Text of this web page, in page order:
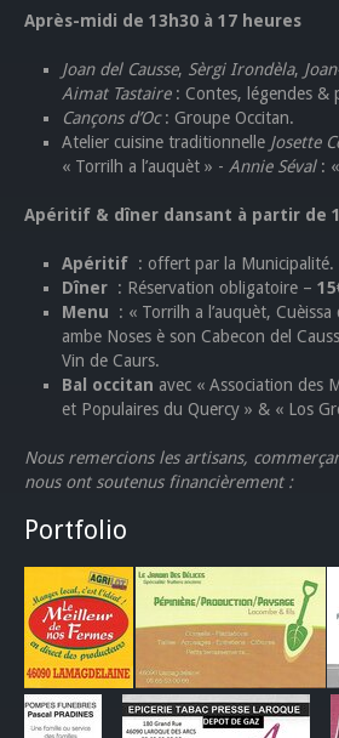
Après-midi de 13h30 à 17 heures
Joan del Causse, Sèrgi Irondèla,
Aimat Tastaire: Contes, légendes &
Cançons d’Oc: Groupe Occitan.
Atelier cuisine traditionnelle Josette
« Torrilh a l’auquèt » - Annie Séval: «
Apéritif & dîner dansant à partir de
Apéritif : offert par la Municipalité.
Dîner : Réservation obligatoire –
Menu
: « Torrilh a l’auquèt,
ambe Noses è son Cabecon del
Vin de Caurs.
Bal occitan avec « Association des
et Populaires du Quercy » & « Los
Nous remercions les artisans,
nous ont soutenus financièrement :
Portfolio